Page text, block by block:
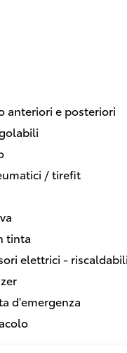
anteriori e posteriori
/ tirefit
tinta
elettrici - riscaldabili
d'emergenza